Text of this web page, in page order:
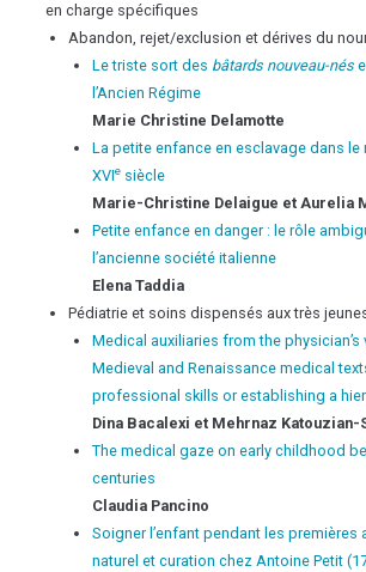
en charge spécifiques
Abandon, rejet/exclusion et dérives du
Le triste sort des bâtards nouveau-nés
l’Ancien Régime
Marie Christine Delamotte
La petite enfance en esclavage dans le
XVIesiècle
Marie-Christine Delaigue et Aurelia
Petite enfance en danger : le rôle
l’ancienne société italienne
Elena Taddia
Pédiatrie et soins dispensés aux très
Medical auxiliaries from the
Medieval and Renaissance medical
professional skills or establishing a
Dina Bacalexi et Mehrnaz Katouzian-
The medical gaze on early childhood
centuries
Claudia Pancino
Soigner l’enfant pendant les premières
naturel et curation chez Antoine Petit